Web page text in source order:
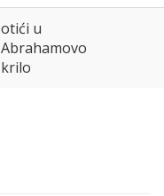
otići u
Abrahamovo
krilo